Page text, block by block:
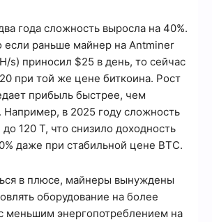
года сложность выросла на 40%.
если раньше майнер на Antminer
s) приносил $25 в день, то сейчас
при той же цене биткоина. Рост
прибыль быстрее, чем
Например, в 2025 году сложность
120 T, что снизило доходность
даже при стабильной цене BTC.
в плюсе, майнеры вынуждены
оборудование на более
меньшим энергопотреблением на